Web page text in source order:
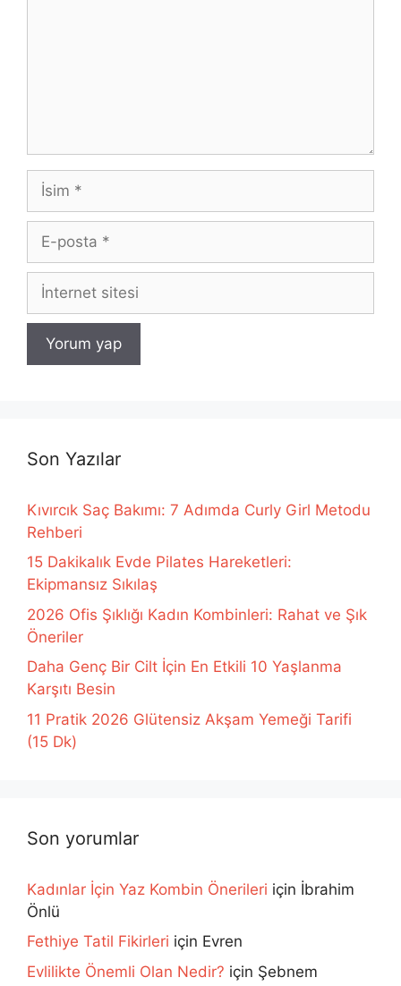
İsim
posta
İnternet
sitesi
Son Yazılar
Kıvırcık Saç Bakımı: 7 Adımda Curly Girl Metodu
Rehberi
15 Dakikalık Evde Pilates Hareketleri:
Ekipmansız Sıkılaş
2026 Ofis Şıklığı Kadın Kombinleri: Rahat ve Şık
Öneriler
Daha Genç Bir Cilt İçin En Etkili 10 Yaşlanma
Karşıtı Besin
11 Pratik 2026 Glütensiz Akşam Yemeği Tarifi
(15 Dk)
Son yorumlar
Kadınlar İçin Yaz Kombin Önerileri için İbrahim
Önlü
Fethiye Tatil Fikirleri için Evren
Evlilikte Önemli Olan Nedir? için Şebnem